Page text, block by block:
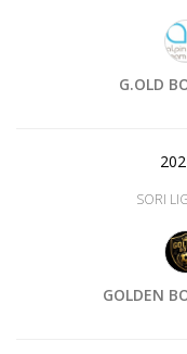
G.OLD
SORI
GOLDEN